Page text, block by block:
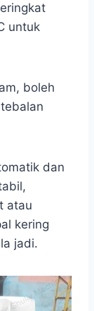
untuk
boleh
dan
atau
kering
jadi.